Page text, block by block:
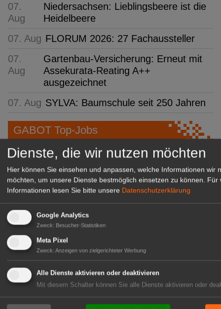
07.
Aug
Niedersachsen: Lieblingsbeere ist die
Heidelbeere
07. Aug FLORUM 2026: 27 Fachaussteller
07.
Aug
Gartenbau-Versicherung: Erneut mit
Assekurata-Reating A++
ausgezeichnet
07. Aug SYLVA: Baumschule seit 250 Jahren
GABOT Top-Jobs
Kientzler Jungpflanzen GmbH
& Co KG
Gärtner im Zierpflanzenbau
(Geselle/Meister/Techniker)
(m/w/d)
Dienste, die wir nutzen möchten
Hier können Sie einsehen und anpassen, welche Informationen wir
möchten, um unsere Dienste bestmöglich einsetzen zu können. Für
Informationen lesen Sie bitte unsere Datenschutzerklärung
Google Analytics
Zweck: Besucher-Statistiken
Meta Pixel
Zweck: Anzeigen von zielgerichteter Werbung
Alle Dienste aktivieren oder deaktivieren
Mit diesem Schalter können Sie alle Dienste aktivieren oder